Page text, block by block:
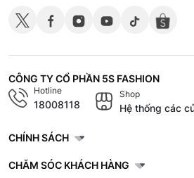
CÔNG TY CỔ PHẦN 5S FASHION
Hotline
18008118
Shop
Hệ thống các
CHÍNH SÁCH
CHĂM SÓC KHÁCH HÀNG